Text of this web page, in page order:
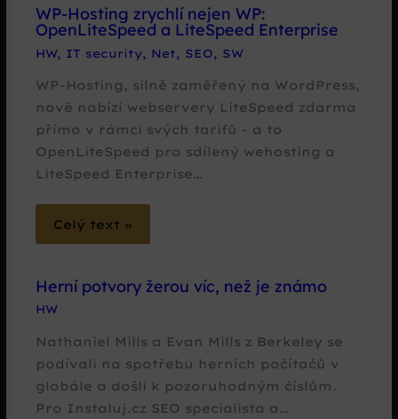
WP-Hosting zrychlí nejen WP:
OpenLiteSpeed a LiteSpeed Enterprise
HW, IT security, Net, SEO, SW
WP-Hosting, silně zaměřený na WordPress,
nově nabízí webservery LiteSpeed zdarma
přímo v rámci svých tarifů - a to
OpenLiteSpeed pro sdílený wehosting a
LiteSpeed Enterprise…
Celý text »
Herní potvory žerou víc, než je známo
HW
Nathaniel Mills a Evan Mills z Berkeley se
podívali na spotřebu herních počítačů v
globále a došli k pozoruhodným číslům.
Pro Instaluj.cz SEO specialista a…